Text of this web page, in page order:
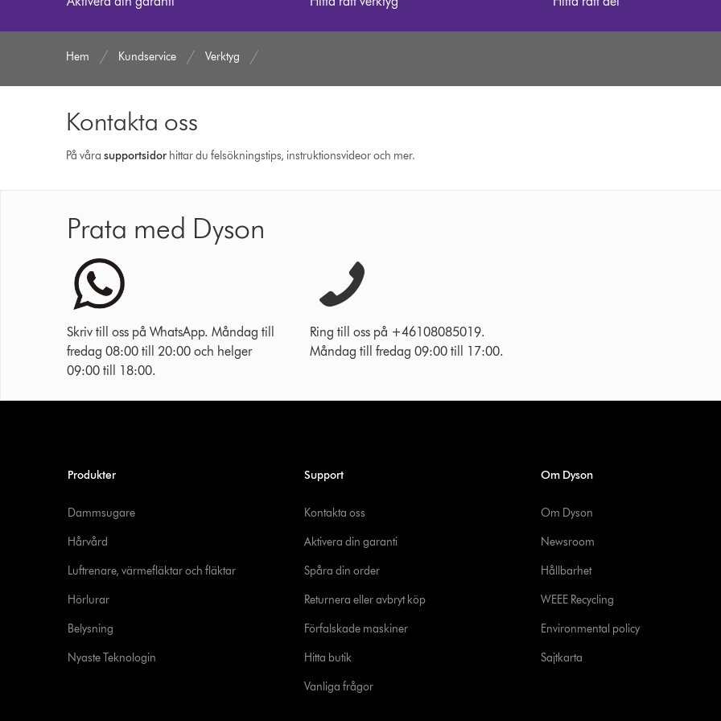
Hem Kundservice Verktyg
Kontakta oss
På vårasupport­sidor hittar du felsökningstips, instruktionsvideor och mer.
Prata med Dyson
Skriv till oss på WhatsApp. Måndag till
fredag 08:00 till 20:00 och helger
09:00 till 18:00.
Ring till oss på +46108085019.
Måndag till fredag 09:00 till 17:00.
Produkter
Dammsugare
Hårvård
Luftrenare, värmefläktar och fläktar
Hörlurar
Belysning
Nyaste Teknologin
Support
Kontakta oss
Aktivera din garanti
Spåra din order
Returnera eller avbryt köp
Förfalskade maskiner
Hitta butik
Vanliga frågor
Om Dyson
Om Dyson
Newsroom
Hållbarhet
WEEE Recycling
Environmental policy
Sajtkarta